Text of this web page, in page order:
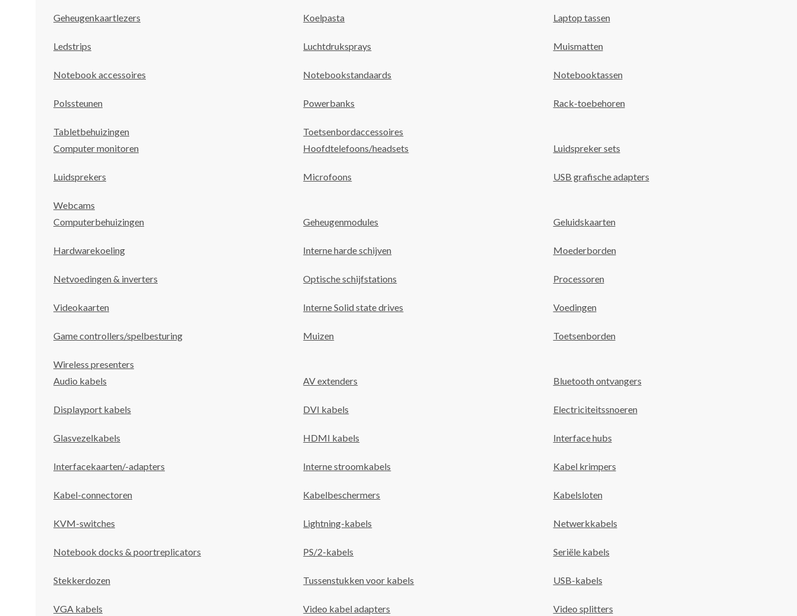
Geheugenkaartlezers Koelpasta Laptop tassen
Ledstrips Luchtdruksprays Muismatten
Notebook accessoires Notebookstandaards Notebooktassen
Polssteunen Powerbanks Rack-toebehoren
Tabletbehuizingen
Toetsenbordaccessoires
Computer monitoren
Hoofdtelefoons/headsets Luidspreker sets
Luidsprekers Microfoons USB grafische adapters
Webcams
Computerbehuizingen
Geheugenmodules Geluidskaarten
Hardwarekoeling Interne harde schijven Moederborden
Netvoedingen & inverters Optische schijfstations Processoren
Videokaarten Interne Solid state drives Voedingen
Game controllers/spelbesturing Muizen Toetsenborden
Wireless presenters
Audio kabels
AV extenders Bluetooth ontvangers
Displayport kabels DVI kabels Electriciteitssnoeren
Glasvezelkabels HDMI kabels Interface hubs
Interfacekaarten/-adapters Interne stroomkabels Kabel krimpers
Kabel-connectoren Kabelbeschermers Kabelsloten
KVM-switches Lightning-kabels Netwerkkabels
Notebook docks & poortreplicators PS/2-kabels Seriële kabels
Stekkerdozen Tussenstukken voor kabels USB-kabels
VGA kabels Video kabel adapters Video splitters